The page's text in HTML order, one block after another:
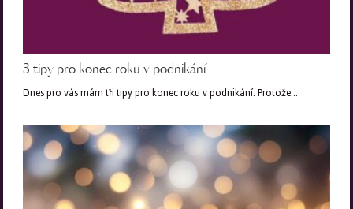
3 tipy pro konec roku v podnikání
Dnes pro vás mám tři tipy pro konec roku v podnikání. Protože…